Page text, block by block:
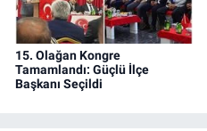
15. Olağan Kongre
Tamamlandı: Güçlü İlçe
Başkanı Seçildi